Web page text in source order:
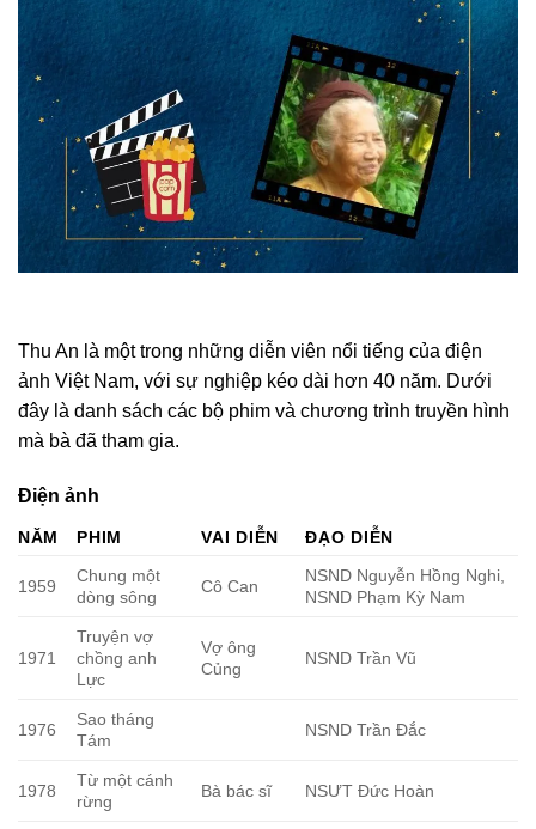
Thu An là một trong những diễn viên nổi tiếng của điện
ảnh Việt Nam, với sự nghiệp kéo dài hơn 40 năm. Dưới
đây là danh sách các bộ phim và chương trình truyền hình
mà bà đã tham gia.
Điện ảnh
NĂM PHIM VAI DIỄN ĐẠO DIỄN
1959
Chung một
dòng sông
Cô Can
NSND Nguyễn Hồng Nghi,
NSND Phạm Kỳ Nam
1971
Truyện vợ
chồng anh
Lực
Vợ ông
Củng
NSND Trần Vũ
1976
Sao tháng
Tám
NSND Trần Đắc
1978
Từ một cánh
rừng
Bà bác sĩ NSƯT Đức Hoàn